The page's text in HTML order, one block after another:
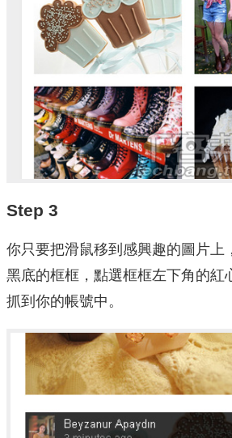
Step 3
你只要把滑鼠移到感興趣的圖片上
黑底的框框，點選框框左下角的紅
抓到你的帳號中。